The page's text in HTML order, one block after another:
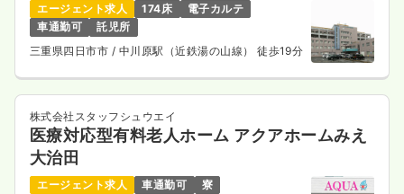
エージェント求人 174床
電子カルテ
車通勤可
託児所
三重県四日市市 / 中川原駅（近鉄湯の山線） 徒歩19分
株式会社スタッフシュウエイ
医療対応型有料老人ホーム アクアホームみえ
大治田
エージェント求人 車通勤可
寮